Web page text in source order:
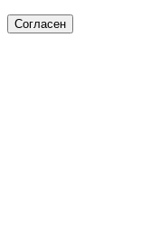
Согласен